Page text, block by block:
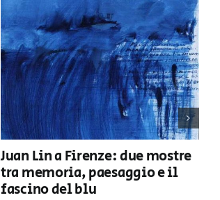
Juan Lin a Firenze: due mostre
tra memoria, paesaggio e il
fascino del blu